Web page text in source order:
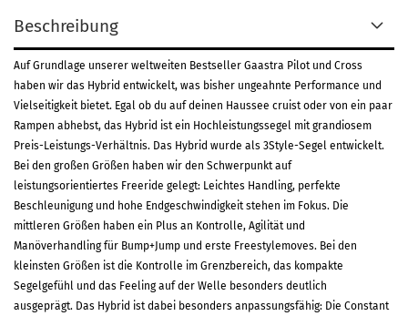
Beschreibung
Auf Grundlage unserer weltweiten Bestseller Gaastra Pilot und Cross
haben wir das Hybrid entwickelt, was bisher ungeahnte Performance und
Vielseitigkeit bietet. Egal ob du auf deinen Haussee cruist oder von ein paar
Rampen abhebst, das Hybrid ist ein Hochleistungssegel mit grandiosem
Preis-Leistungs-Verhältnis. Das Hybrid wurde als 3Style-Segel entwickelt.
Bei den großen Größen haben wir den Schwerpunkt auf
leistungsorientiertes Freeride gelegt: Leichtes Handling, perfekte
Beschleunigung und hohe Endgeschwindigkeit stehen im Fokus. Die
mittleren Größen haben ein Plus an Kontrolle, Agilität und
Manöverhandling für Bump+Jump und erste Freestylemoves. Bei den
kleinsten Größen ist die Kontrolle im Grenzbereich, das kompakte
Segelgefühl und das Feeling auf der Welle besonders deutlich
ausgeprägt. Das Hybrid ist dabei besonders anpassungsfähig: Die Constant